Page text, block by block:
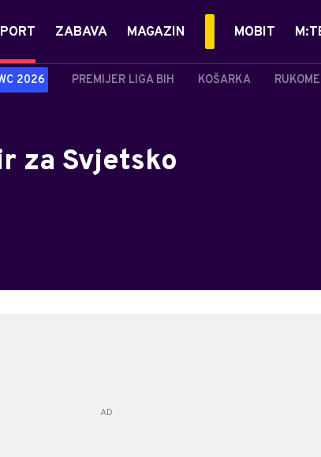
2026 PREMIJER LIGA BIH KOŠARKA
ZABAVA MAGAZIN MOBIT
za Svjetsko